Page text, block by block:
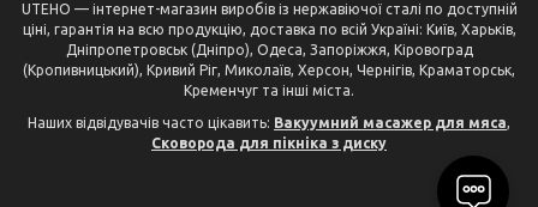
UTEHO — інтернет-магазин виробів із нержавіючої сталі по доступній
ціні, гарантія на всю продукцію, доставка по всій Україні: Київ, Харьків,
Дніпропетровськ (Дніпро), Одеса, Запоріжжя, Кіровоград
(Кропивницький), Кривий Ріг, Миколаїв, Херсон, Чернігів, Краматорськ,
Кременчуг та інші міста.
Наших відвідувачів часто цікавить: Вакуумний масажер для мяса,
Сковорода для пікніка з диску